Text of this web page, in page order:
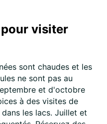
visiter
sont chaudes et les
ne sont pas au
et d'octobre
à des visites de
les lacs. Juillet et